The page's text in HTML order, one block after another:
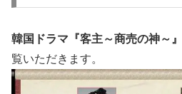
韓国ドラマ『客主～商売の神～』
覧いただきます。